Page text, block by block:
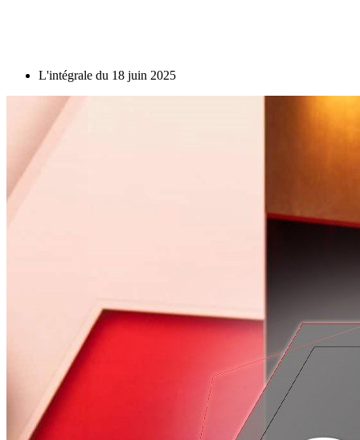
L'intégrale du 18 juin 2025